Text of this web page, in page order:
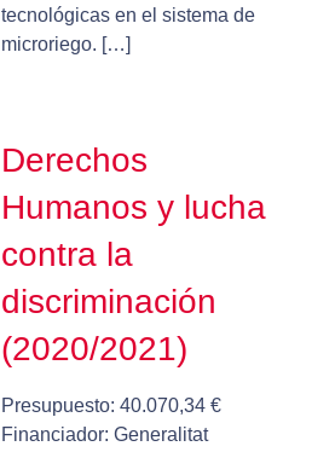
tecnológicas en el sistema de
microriego. […]
Derechos
Humanos y lucha
contra la
discriminación
(2020/2021)
Presupuesto: 40.070,34 €
Financiador: Generalitat